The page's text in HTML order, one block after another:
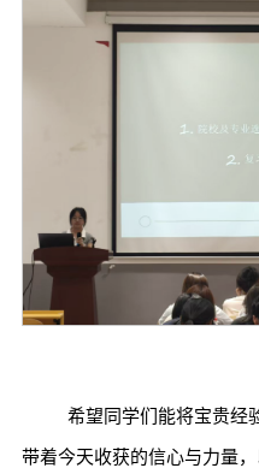
希望同学们能将宝贵经
带着今天收获的信心与力量